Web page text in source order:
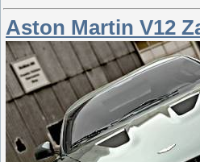
Aston Martin V12